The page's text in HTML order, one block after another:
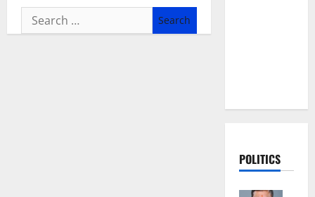
Search
for:
POLITICS